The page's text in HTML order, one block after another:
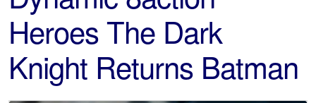
Heroes The Dark
Knight Returns Batman